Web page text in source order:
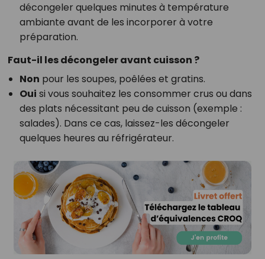
décongeler quelques minutes à température
ambiante avant de les incorporer à votre
préparation.
Faut-il les décongeler avant cuisson ?
Non pour les soupes, poêlées et gratins.
Oui si vous souhaitez les consommer crus ou dans
des plats nécessitant peu de cuisson (exemple :
salades). Dans ce cas, laissez-les décongeler
quelques heures au réfrigérateur.